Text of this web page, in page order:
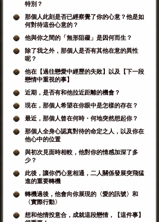
特別？
那個人此刻是否已經察覺了你的心意？他是如
何對待這份心意的？
他與你之間的「無形阻礙」是因何而生？
除了我之外，那個人是否有其他在意的異性
呢？
他在【過往戀愛中經歷的失敗】以及【下一段
戀情中重視的事】
近期，是否有和他拉近距離的機會？
現在，那個人希望在你眼中是怎樣的存在？
最近，那個人曾在何時・何地突然想起你？
那個人全身心認真對待的命定之人，以及你在
他心中的位置
與初次見面時相較，他對你的情感加深了多
少？
此後，讓你們心意相通，二人關係發展突飛猛
進的重要轉機
轉機過後，他會向你展現的〈愛的訊號〉和
〈實際行動〉
想和他情投意合，成就這段戀情，【這件事】